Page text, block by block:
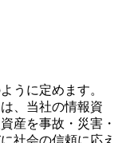
うに定めます。
、当社の情報資
産を事故・災害・
社会の信頼に応え